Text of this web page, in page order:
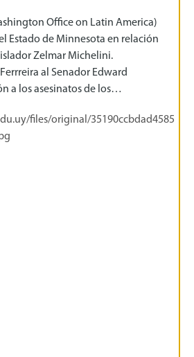
Office on Latin America)
Estado de Minnesota en relación
Zelmar Michelini.
al Senador Edward
a los asesinatos de los…